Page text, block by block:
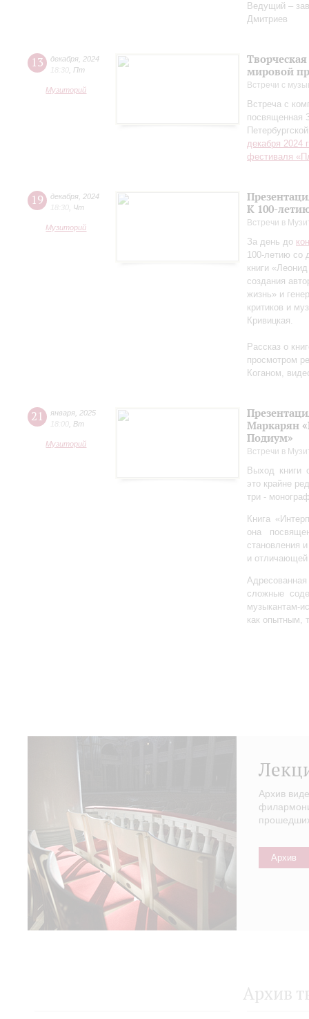
Ведущий –
Дмитриев
13 декабря 2024
18:30 Пт
Музиторий
мировой
Встречи с
Встреча с
посвященная
декабря 2024
фестиваля
19 декабря 2024
18:30 Чт
Музиторий
К 100-
Встречи в
За день до
100-летию со
книги
создания
жизнь» и
критиков и
Кривицкая.
Рассказ о
просмотром
Коганом,
21 января 2025
18:00 Вт
Музиторий
Маркарян
Подиум»
Встречи в
Выход книги
это крайне
три -
Книга
она
становления
и отличающей
сложные
музыкантам-
как опытным,
Архив
Архив
Архив